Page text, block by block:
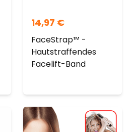
14,97 €
FaceStrap™ -
Hautstraffendes
Facelift-Band